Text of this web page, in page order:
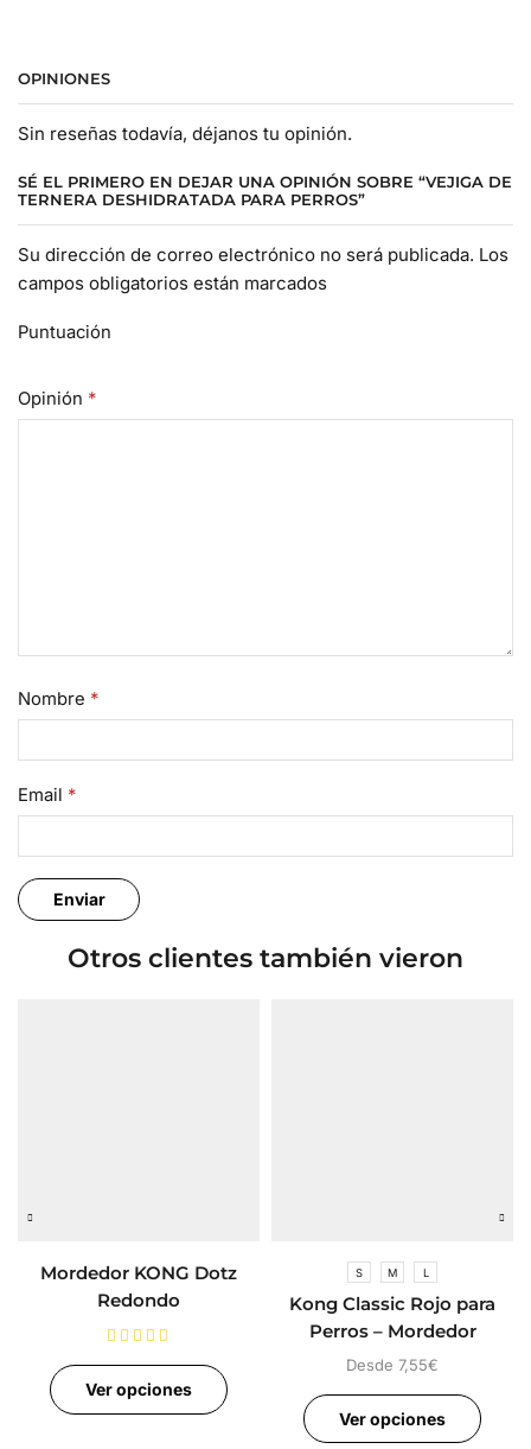
OPINIONES
Sin reseñas todavía, déjanos tu opinión.
SÉ EL PRIMERO EN DEJAR UNA OPINIÓN SOBRE “VEJIGA DE
TERNERA DESHIDRATADA PARA PERROS”
Su dirección de correo electrónico no será publicada. Los
campos obligatorios están marcados
Puntuación
Opinión *
Nombre *
Email *
Otros clientes también vieron
Mordedor KONG Dotz
Redondo
Ver opciones
S M L
Kong Classic Rojo para
Perros – Mordedor
Rellenable
Desde 7,55€
Ver opciones